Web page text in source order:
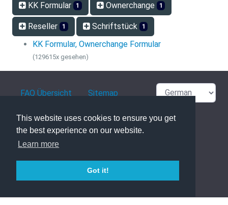
This website uses cookies to ensure you get
the best experience on our website.
Learn more
Got it!
KK Formular 1 Ownerchange 1
Reseller 1 Schriftstück 1
KK Formular, Ownerchange Formular
(129615x gesehen)
FAQ Übersicht Sitemap
Glossar Kontakt
Datenschutzerklärung
powered with ❤️ and ☕️ byphpMyFAQ3.1.8